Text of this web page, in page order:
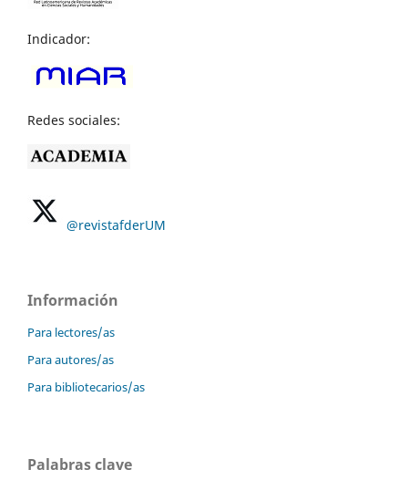
Indicador:
Redes sociales:
@revistafderUM
Información
Para lectores/as
Para autores/as
Para bibliotecarios/as
Palabras clave